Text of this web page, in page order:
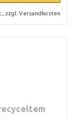
zzgl. Versandkosten